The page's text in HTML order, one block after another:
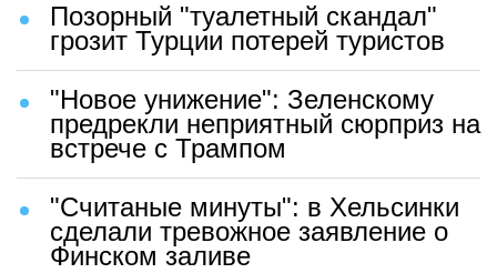
Позорный "туалетный скандал"
грозит Турции потерей туристов
"Новое унижение": Зеленскому
предрекли неприятный сюрприз на
встрече с Трампом
"Считаные минуты": в Хельсинки
сделали тревожное заявление о
Финском заливе